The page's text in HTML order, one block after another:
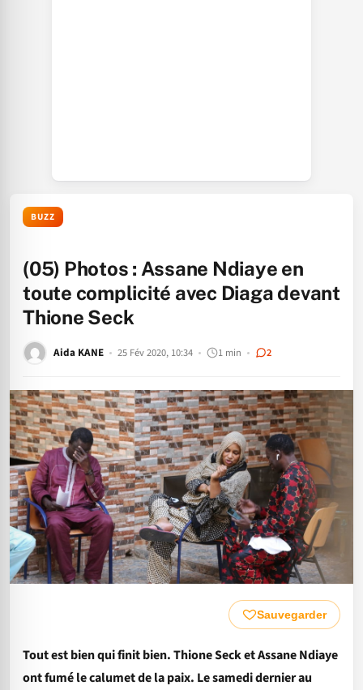
BUZZ
(05) Photos : Assane Ndiaye en
toute complicité avec Diaga devant
Thione Seck
Aida KANE 25 Fév 2020, 10:34 1 min 2
Sauvegarder
Tout est bien qui finit bien. Thione Seck et Assane Ndiaye
ont fumé le calumet de la paix. Le samedi dernier au